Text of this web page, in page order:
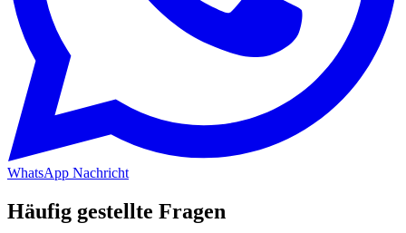
WhatsApp Nachricht
Häufig gestellte Fragen